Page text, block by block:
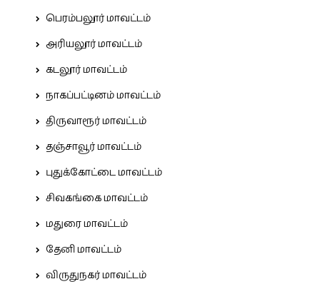
பெரம்பலூர் மாவட்டம்
அரியலூர் மாவட்டம்
கடலூர் மாவட்டம்
நாகப்பட்டினம் மாவட்டம்
திருவாரூர் மாவட்டம்
தஞ்சாவூர் மாவட்டம்
புதுக்கோட்டை மாவட்டம்
சிவகங்கை மாவட்டம்
மதுரை மாவட்டம்
தேனி மாவட்டம்
விருதுநகர் மாவட்டம்